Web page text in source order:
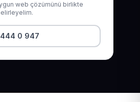
web çözümünü birlikte
444 0 947